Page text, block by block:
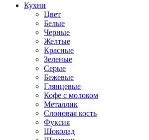
Кухни
Цвет
Белые
Черные
Желтые
Красные
Зеленые
Серые
Бежевые
Глянцевые
Кофе с молоком
Металлик
Слоновая кость
Фуксия
Шоколад